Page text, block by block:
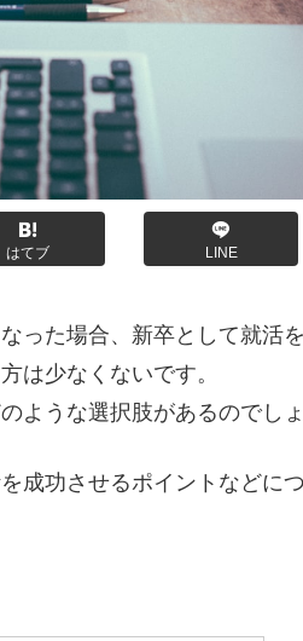
はてブ LINE
った場合、新卒として就活
は少なくないです。
ような選択肢があるのでしょ
成功させるポイントなどに